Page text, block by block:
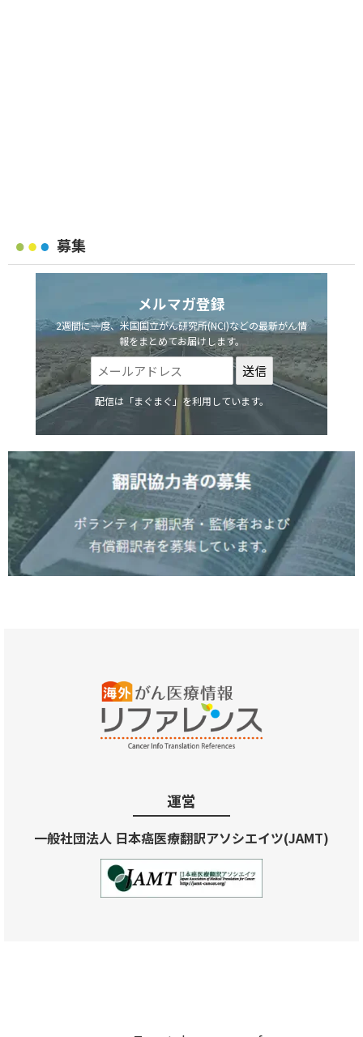
募集
メルマガ登録
2週間に一度、米国国立がん研究所(NCI)などの最新がん情
報をまとめてお届けします。
配信は「まぐまぐ」を利用しています。
運営
一般社団法人 日本癌医療翻訳アソシエイツ(JAMT)